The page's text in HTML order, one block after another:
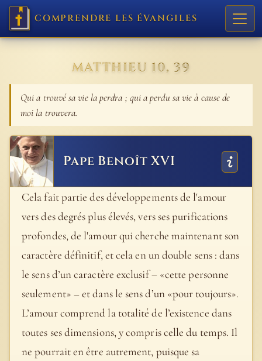
COMPRENDRE LES ÉVANGILES
MATTHIEU 10, 39
Qui a trouvé sa vie la perdra ; qui a perdu sa vie à cause de
moi la trouvera.
Pape Benoît XVI
Cela fait partie des développements de l'amour
vers des degrés plus élevés, vers ses purifications
profondes, de l'amour qui cherche maintenant son
caractère définitif, et cela en un double sens : dans
le sens d’un caractère exclusif – «cette personne
seulement» – et dans le sens d’un «pour toujours».
L’amour comprend la totalité de l’existence dans
toutes ses dimensions, y compris celle du temps. Il
ne pourrait en être autrement, puisque sa